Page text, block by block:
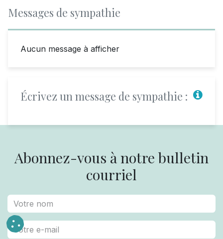
Messages de sympathie
Aucun message à afficher
Écrivez un message de sympathie :
Abonnez-vous à notre bulletin
courriel